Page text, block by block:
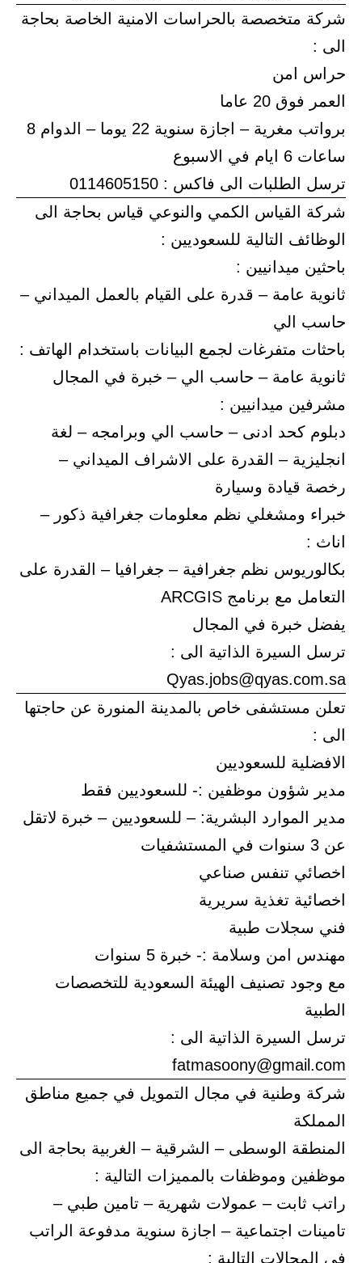
شركة متخصصة بالحراسات الامنية الخاصة بحاجة
الى :
حراس امن
العمر فوق 20 عاما
برواتب مغرية – اجازة سنوية 22 يوما – الدوام 8
ساعات 6 ايام في الاسبوع
ترسل الطلبات الى فاكس : 0114605150
شركة القياس الكمي والنوعي قياس بحاجة الى
الوظائف التالية للسعوديين :
باحثين ميدانيين :
ثانوية عامة – قدرة على القيام بالعمل الميداني –
حاسب الي
باحثات متفرغات لجمع البيانات باستخدام الهاتف :
ثانوية عامة – حاسب الي – خبرة في المجال
مشرفين ميدانيين :
دبلوم كحد ادنى – حاسب الي وبرامجه – لغة
انجليزية – القدرة على الاشراف الميداني –
رخصة قيادة وسيارة
خبراء ومشغلي نظم معلومات جغرافية ذكور –
اناث :
بكالوريوس نظم جغرافية – جغرافيا – القدرة على
التعامل مع برنامج ARCGIS
يفضل خبرة في المجال
ترسل السيرة الذاتية الى :
Qyas.jobs@qyas.com.sa
تعلن مستشفى خاص بالمدينة المنورة عن حاجتها
الى :
الافضلية للسعوديين
مدير شؤون موظفين :- للسعوديين فقط
مدير الموارد البشرية: – للسعوديين – خبرة لاتقل
عن 3 سنوات في المستشفيات
اخصائي تنفس صناعي
اخصائية تغذية سريرية
فني سجلات طبية
مهندس امن وسلامة :- خبرة 5 سنوات
مع وجود تصنيف الهيئة السعودية للتخصصات
الطبية
ترسل السيرة الذاتية الى :
fatmasoony@gmail.com
شركة وطنية في مجال التمويل في جميع مناطق
المملكة
المنطقة الوسطى – الشرقية – الغربية بحاجة الى
موظفين وموظفات بالمميزات التالية :
راتب ثابت – عمولات شهرية – تامين طبي –
تامينات اجتماعية – اجازة سنوية مدفوعة الراتب
في المجالات التالية :